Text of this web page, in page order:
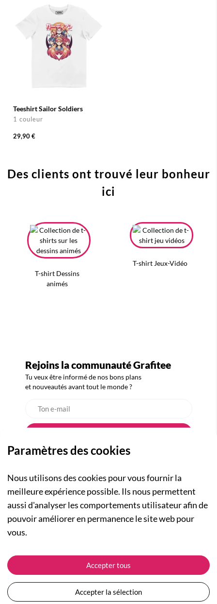
Teeshirt Sailor Soldiers
1 couleur
29,90 €
Des clients ont trouvé leur bonheur
ici
T-shirt Dessins
animés
T-shirt Jeux-Vidéo
Rejoins la communauté Grafitee
Tu veux être informé de nos bons plans
et nouveautés avant tout le monde ?
A PROPOS
Qui sommes-nous ?
Actualités
Nos engagements
Plan du site
Devenir revendeur
NOS RUBRIQUES
Collection Femme
Collection Enfants
Les Totebags
ASSISTANCE
Suivre ma commande
Expédition et livraison
Retour et remboursement
Paramètres des cookies
Nous utilisons des cookies pour vous fournir la
meilleure expérience possible. Ils nous permettent
aussi d'analyser les comportements utilisateur afin de
pouvoir améliorer en permanence le site web pour
vous.
Accepter tous
Accepter la sélection